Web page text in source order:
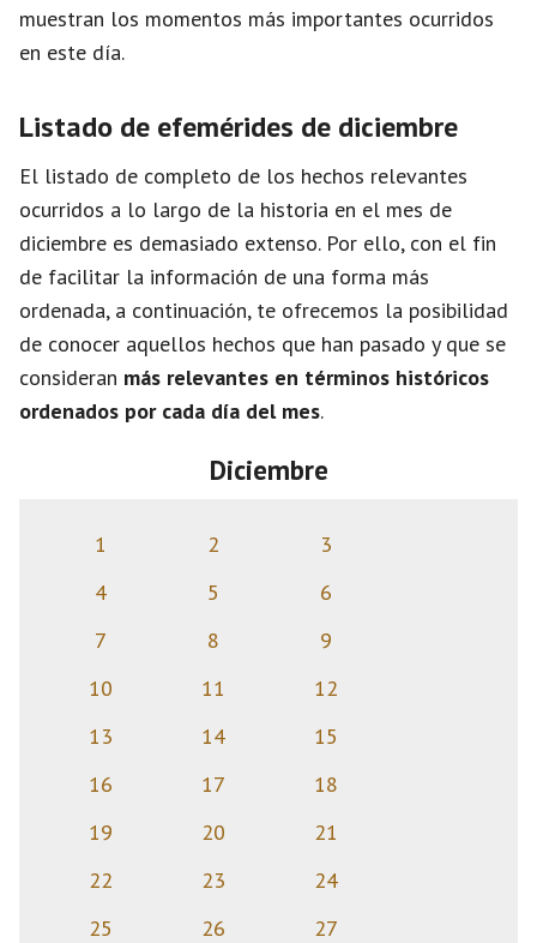
muestran los momentos más importantes ocurridos
en este día.
Listado de efemérides de diciembre
El listado de completo de los hechos relevantes
ocurridos a lo largo de la historia en el mes de
diciembre es demasiado extenso. Por ello, con el fin
de facilitar la información de una forma más
ordenada, a continuación, te ofrecemos la posibilidad
de conocer aquellos hechos que han pasado y que se
consideran más relevantes en términos históricos
ordenados por cada día del mes.
Diciembre
1 2
3
4
5
6
7
8
9
10
11
12
13
14
15
16
17
18
19
20
21
22
23
24
25
26
27